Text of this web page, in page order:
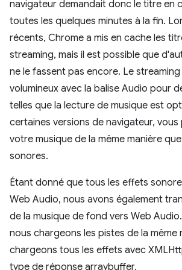
navigateur demandait donc le titre en
toutes les quelques minutes à la fin.
récents, Chrome a mis en cache les
streaming, mais il est possible que
ne le fassent pas encore. Le
volumineux avec la balise Audio pour
telles que la lecture de musique est
certaines versions de navigateur,
votre musique de la même manière
sonores.
Étant donné que tous les effets
Web Audio, nous avons également
de la musique de fond vers Web
nous chargeons les pistes de la même
chargeons tous les effets avec
type de réponse arraybuffer.